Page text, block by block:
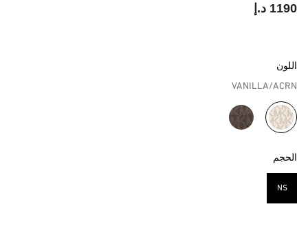
1190 د.إ
اللون
VANILLA/ACRN
مختار
الحجم
NS